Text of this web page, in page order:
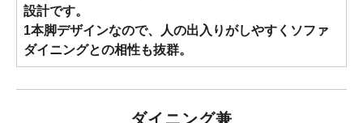
設計です。
1本脚デザインなので、人の出入りがしやすくソファ
ダイニングとの相性も抜群。
ダイニング兼